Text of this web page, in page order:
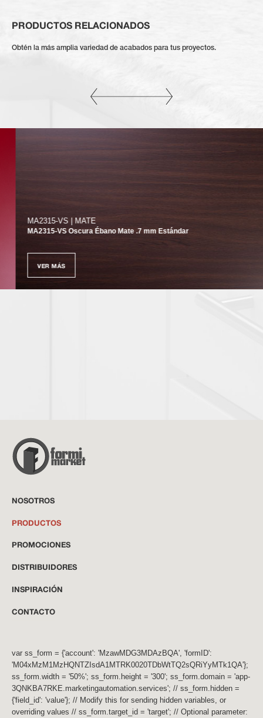
PRODUCTOS RELACIONADOS
Obtén la más amplia variedad de acabados para tus proyectos.
MA2315-VS | MATE
MA2315-VS Oscura Ébano Mate .7 mm Estándar
VER MÁS
NOSOTROS
PRODUCTOS
PROMOCIONES
DISTRIBUIDORES
INSPIRACIÓN
CONTACTO
var ss_form = {'account': 'MzawMDG3MDAzBQA', 'formID':
'M04xMzM1MzHQNTZIsdA1MTRK0020TDbWtTQ2sQRiYyMTk1QA'};
ss_form.width = '50%'; ss_form.height = '300'; ss_form.domain = 'app-
3QNKBA7RKE.marketingautomation.services'; // ss_form.hidden =
{'field_id': 'value'}; // Modify this for sending hidden variables, or
overriding values // ss_form.target_id = 'target'; // Optional parameter: